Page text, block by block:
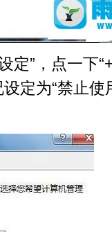
定”，点一下
定为“禁止使